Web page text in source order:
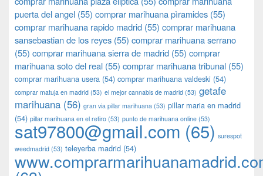
puerta del angel (55) comprar marihuana pìramides (55)
comprar marihuana rapido madrid (55) comprar marihuana
sansebastian de los reyes (55) comprar marihuana serrano
(55) comprar marihuana sierra de madrid (55) comprar
marihuana soto del real (55) comprar marihuana tribunal (55)
comprar marihuana usera (54) comprar marihuana valdeski (54)
comprar matuja en madrid (53) el mejor cannabis de madrid (53) getafe
marihuana (56) gran via pillar marihuana (53) pillar maria en madrid
(54) pillar marihuana en el retiro (53) punto de marihuana online (53)
sat97800@gmail.com (65) surespot
weedmadrid (53) teleyerba madrid (54)